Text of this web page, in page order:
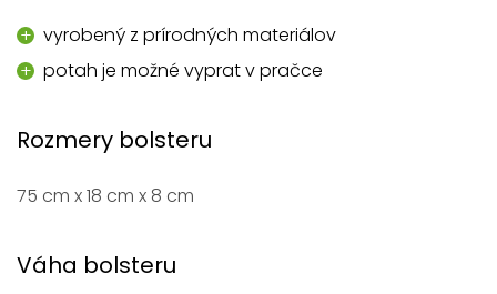
vyrobený z prírodných materiálov
potah je možné vyprat v pračce
Rozmery bolsteru
75 cm x 18 cm x 8 cm
Váha bolsteru